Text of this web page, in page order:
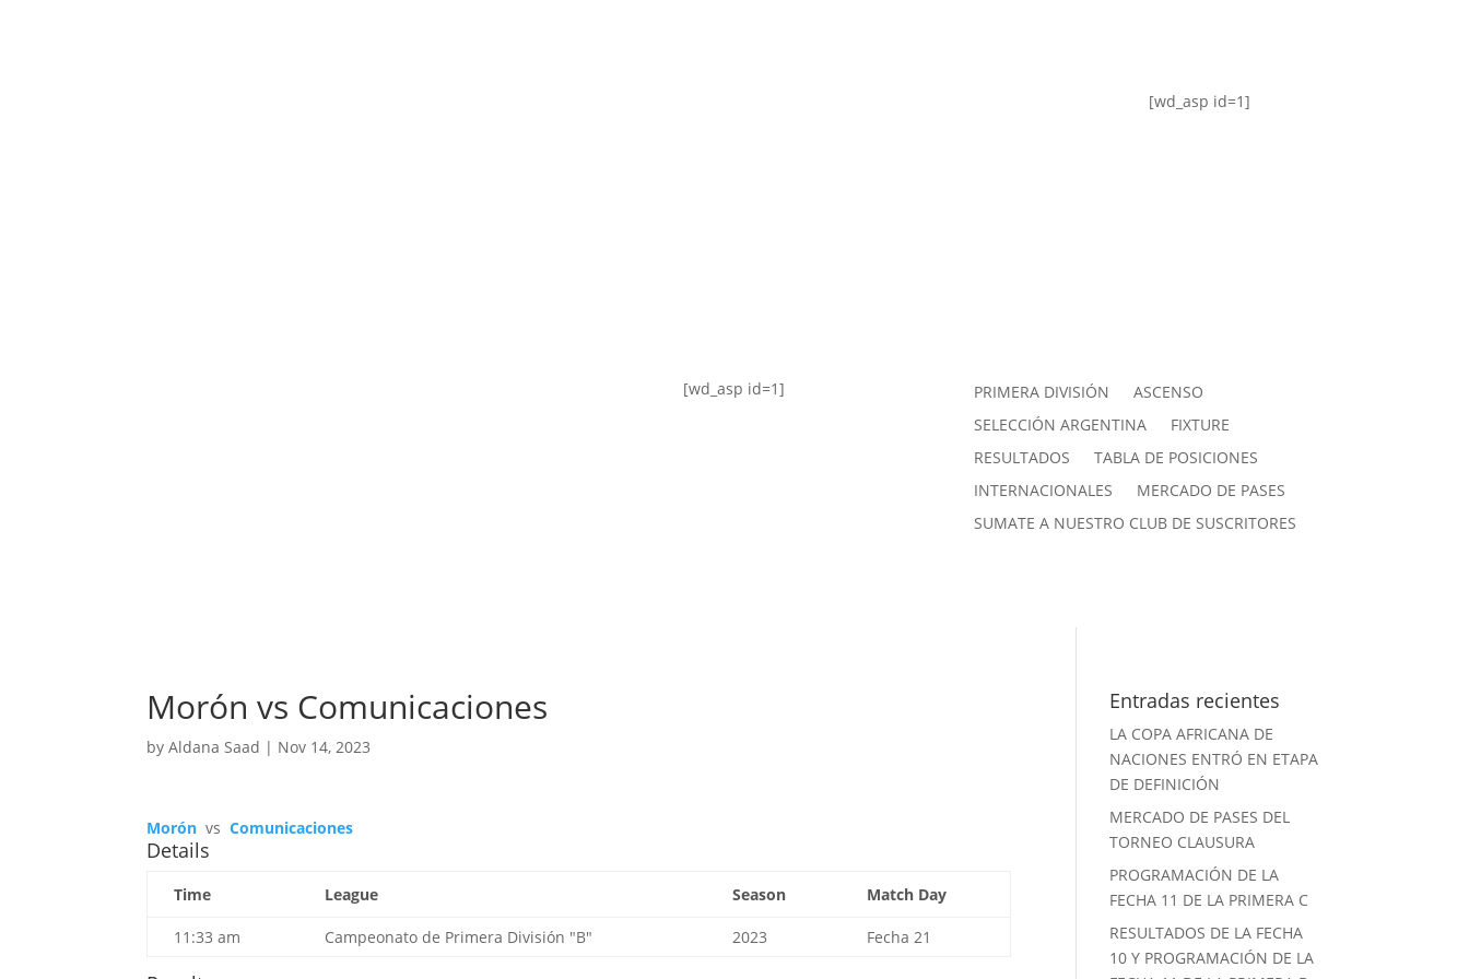
[wd_asp id=1]
[wd_asp id=1] PRIMERA DIVISIÓN
ASCENSO
SELECCIÓN ARGENTINA
FIXTURE
RESULTADOS
TABLA DE POSICIONES
INTERNACIONALES
MERCADO DE PASES
SUMATE A NUESTRO CLUB DE SUSCRITORES
Morón vs Comunicaciones
byAldana Saad | Nov 14, 2023
Morón vs Comunicaciones
Details
Time League Season Match Day
11:33 am Campeonato de Primera División "B" 2023 Fecha 21
Entradas recientes
LA COPA AFRICANA DE
NACIONES ENTRÓ EN ETAPA
DE DEFINICIÓN
MERCADO DE PASES DEL
TORNEO CLAUSURA
PROGRAMACIÓN DE LA
FECHA 11 DE LA PRIMERA C
RESULTADOS DE LA FECHA
10 Y PROGRAMACIÓN DE LA